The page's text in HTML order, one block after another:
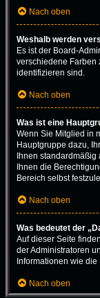
Nach oben
Weshalb werden
Es ist der Board-
verschiedene Farben
identifizieren sind.
Nach oben
Was ist eine
Wenn Sie Mitglied in
Hauptgruppe dazu,
Ihnen
Ihnen die
Bereich selbst
Nach oben
Was bedeutet der
Auf dieser Seite
der Administratoren
Informationen wie
Nach oben